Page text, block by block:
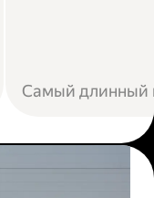
Самый длинный